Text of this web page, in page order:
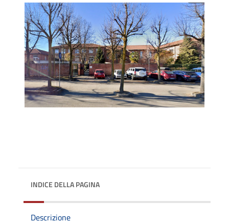
INDICE DELLA PAGINA
Descrizione